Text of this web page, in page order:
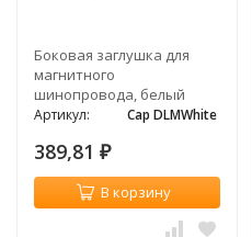
Боковая заглушка для
магнитного
шинопровода, белый
Артикул: Cap DLMWhite
389,81 ₽
В корзину